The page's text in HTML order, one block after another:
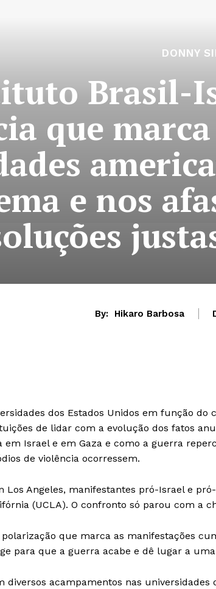
DONNY
Brasil-
que
e nos
By: Hikaro Barbosa
dos Estados Unidos em função do
de lidar com a evolução dos fatos
em Israel e em Gaza e como a guerra
de violência ocorressem.
Los Angeles, manifestantes pró-Israel e
(UCLA). O confronto só parou com a
que marca as manifestações
para que a guerra acabe e dê lugar a
diversos acampamentos nas universidades